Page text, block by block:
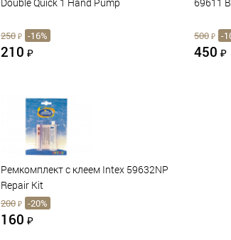
250 ₽ -16%
210 ₽
500 ₽ -
450 ₽
Ремкомплект с клеем Intex 59632NP
Repair Kit
200 ₽ -20%
160 ₽